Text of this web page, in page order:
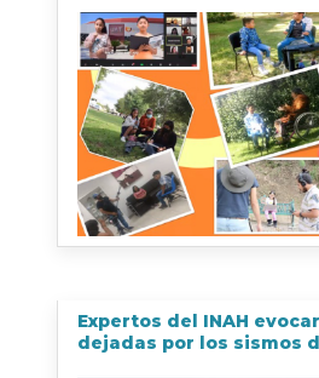
Expertos del INAH
dejadas por los sismos